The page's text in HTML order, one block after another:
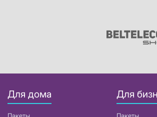
Для дома Для